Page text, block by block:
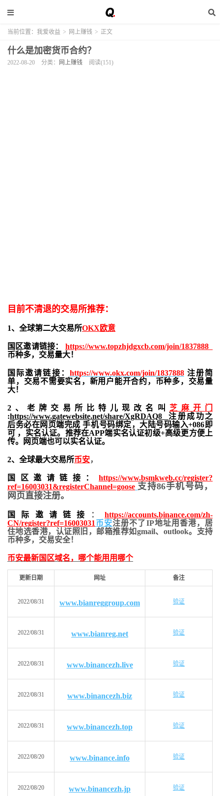
当前位置： 我爱收益 > 网上赚钱 > 正文
什么是加密货币合约？
2022-08-20 分类： 网上赚钱 阅读(151)
目前不清退的交易所推荐：
1、全球第二大交易所OKX欧意
国区邀请链接： https://www.topzhjdgxcb.com/join/1837888
币种多，交易量大！
国际邀请链接： https://www.okx.com/join/1837888注册简
单，交易不需要实名，新用户能开合约， 币种多，交易量
大！
2、老牌交易所比特儿现改名叫 芝麻开门
:https://www.gatewebsite.net/share/XgRDAQ8 注册成功之
后务必在网页端完成 手机号码绑定，大陆号码输入+086即
可 ，实名认证。推荐在APP端实名认证初级+高级更方便上
传。网页端也可以实名认证。
2、全球最大交易所币安，
国区邀请链接： https://www.bsmkweb.cc/register?
ref=16003031&registerChannel=goose 支持86手机号码，
网页直接注册。
国际邀请链接 ：https://accounts.binance.com/zh-
CN/register?ref=16003031 币安注册不了IP地址用香港，居
住地选香港，认证照旧， 邮箱推荐如gmail、outlook。支持
币种多，交易安全！
币安最新国区域名，哪个能用用哪个
更新日期 网址 备注
2022/08/31 www.bianreggroup.com 验证
2022/08/31 www.bianreg.net 验证
2022/08/31 www.binancezh.live 验证
2022/08/31 www.binancezh.biz 验证
2022/08/31 www.binancezh.top 验证
2022/08/20 www.binance.info 验证
2022/08/20 www.binancezh.jp 验证